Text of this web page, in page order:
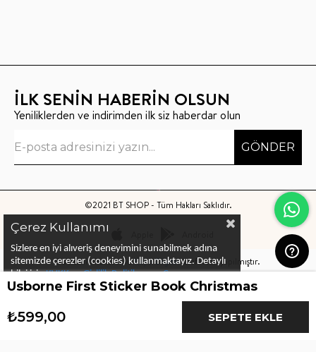
İLK SENİN HABERİN OLSUN
Yeniliklerden ve indirimden ilk siz haberdar olun
GÖNDER
©2021 BT SHOP - Tüm Hakları Saklıdır.
Bu sitenin kurulumuKeyo Digitaltarafından yapılmıştır.
Çerez Kullanımı
Sizlere en iyi alıveriş deneyimini sunabilmek adına
sitemizde çerezler (cookies) kullanmaktayız. Detaylı
bilgi için KVKK ve Gizlilik Politikası veÇerez
Politikalarını inceleyebilirsiniz
Usborne First Sticker Book Christmas
₺599,00